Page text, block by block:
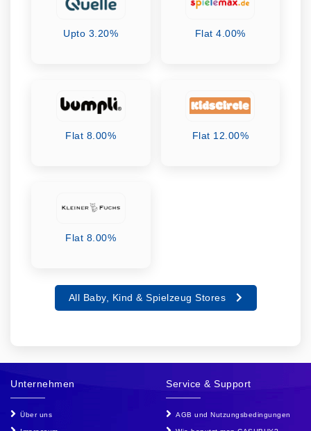
Upto 3.20% Flat 4.00%
Flat 8.00% Flat 12.00%
Flat 8.00%
All Baby, Kind & Spielzeug Stores
Unternehmen
Über uns
Service & Support
AGB und Nutzungsbedingungen